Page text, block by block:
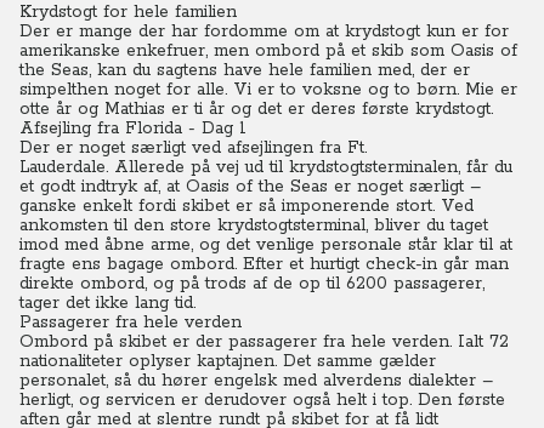
Krydstogt for hele familien
Der er mange der har fordomme om at krydstogt kun er for
amerikanske enkefruer, men ombord på et skib som Oasis of
the Seas, kan du sagtens have hele familien med, der er
simpelthen noget for alle. Vi er to voksne og to børn. Mie er
otte år og Mathias er ti år og det er deres første krydstogt.
Afsejling fra Florida - Dag 1
Der er noget særligt ved afsejlingen fra Ft.
Lauderdale. Allerede på vej ud til krydstogtsterminalen, får du
et godt indtryk af, at Oasis of the Seas er noget særligt –
ganske enkelt fordi skibet er så imponerende stort. Ved
ankomsten til den store krydstogtsterminal, bliver du taget
imod med åbne arme, og det venlige personale står klar til at
fragte ens bagage ombord. Efter et hurtigt check-in går man
direkte ombord, og på trods af de op til 6200 passagerer,
tager det ikke lang tid.
Passagerer fra hele verden
Ombord på skibet er der passagerer fra hele verden. Ialt 72
nationaliteter oplyser kaptajnen. Det samme gælder
personalet, så du hører engelsk med alverdens dialekter –
herligt, og servicen er derudover også helt i top. Den første
aften går med at slentre rundt på skibet for at få lidt